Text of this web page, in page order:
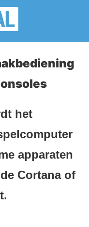
het
apparaten
Cortana of